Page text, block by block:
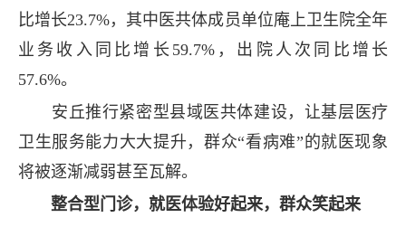
比增长23.7%，其中医共体成员单位庵上卫生院全年
业务收入同比增长59.7%，出院人次同比增长
57.6%。
安丘推行紧密型县域医共体建设，让基层医疗
卫生服务能力大大提升，群众“看病难”的就医现象
将被逐渐减弱甚至瓦解。
整合型门诊，就医体验好起来，群众笑起来